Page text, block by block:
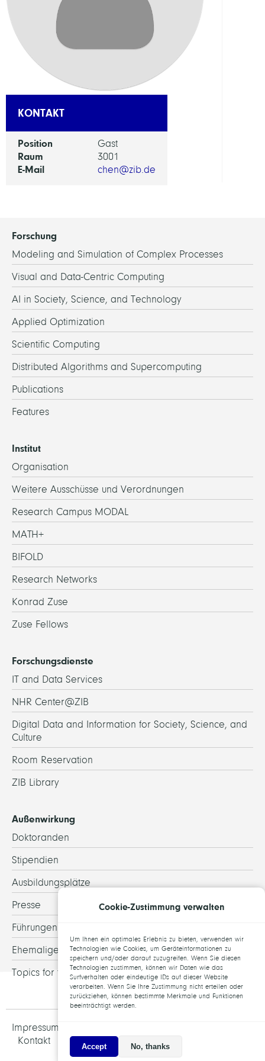
KONTAKT
Position Gast
Raum 3001
E-Mail chen@zib.de
Forschung
Modeling and Simulation of Complex Processes
Visual and Data-Centric Computing
AI in Society, Science, and Technology
Applied Optimization
Scientific Computing
Distributed Algorithms and Supercomputing
Publications
Features
Institut
Organisation
Weitere Ausschüsse und Verordnungen
Research Campus MODAL
MATH+
BIFOLD
Research Networks
Konrad Zuse
Zuse Fellows
Forschungsdienste
IT and Data Services
NHR Center@ZIB
Digital Data and Information for Society, Science, and
Culture
Room Reservation
ZIB Library
Außenwirkung
Doktoranden
Stipendien
Ausbildungsplätze
Presse
Führungen
Ehemalige
Topics for theses
Impressum und Datenschutz
Kontakt
Cookie-Zustimmung verwalten
Um Ihnen ein optimales Erlebnis zu bieten, verwenden wir
Technologien wie Cookies, um Geräteinformationen zu
speichern und/oder darauf zuzugreifen. Wenn Sie diesen
Technologien zustimmen, können wir Daten wie das
Surfverhalten oder eindeutige IDs auf dieser Website
verarbeiten. Wenn Sie Ihre Zustimmung nicht erteilen oder
zurückziehen, können bestimmte Merkmale und Funktionen
beeinträchtigt werden.
Accept No, thanks